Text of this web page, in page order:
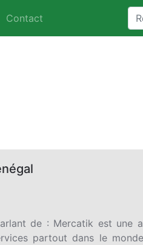
Contact
de : Mercatik est une
partout dans le